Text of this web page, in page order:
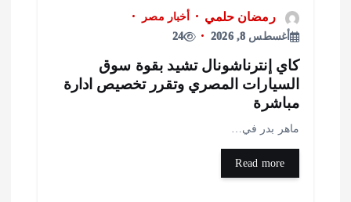
رمضان حلمي
أخبار مصر
أغسطس 8, 2026
24
إنترناشونال تشيد بقوة سوق
المصري وتقرر تخصيص ادارة
بدر في…